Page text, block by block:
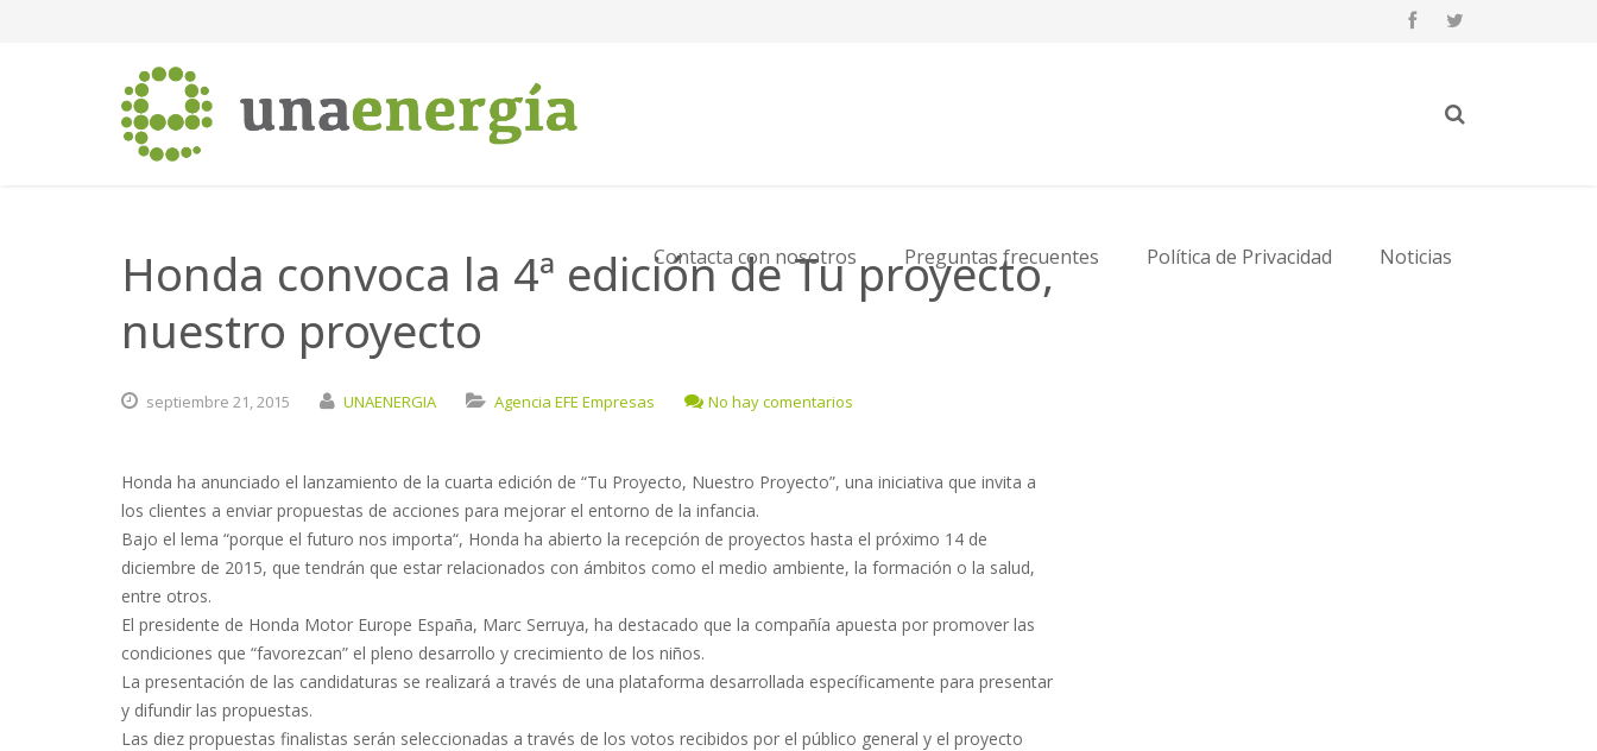
Contacta con nosotros Preguntas frecuentes Política de Privacidad Noticias
Honda convoca la 4ª edición de Tu proyecto,
nuestro proyecto
septiembre 21,2015 UNAENERGIA Agencia EFE Empresas No hay comentarios
Honda ha anunciado el lanzamiento de la cuarta edición de “Tu Proyecto, Nuestro Proyecto”, una iniciativa que invita a
los clientes a enviar propuestas de acciones para mejorar el entorno de la infancia.
Bajo el lema “porque el futuro nos importa“, Honda ha abierto la recepción de proyectos hasta el próximo 14 de
diciembre de 2015, que tendrán que estar relacionados con ámbitos como el medio ambiente, la formación o la salud,
entre otros.
El presidente de Honda Motor Europe España, Marc Serruya, ha destacado que la compañía apuesta por promover las
condiciones que “favorezcan” el pleno desarrollo y crecimiento de los niños.
La presentación de las candidaturas se realizará a través de una plataforma desarrollada específicamente para presentar
y difundir las propuestas.
Las diez propuestas finalistas serán seleccionadas a través de los votos recibidos por el público general y el proyecto